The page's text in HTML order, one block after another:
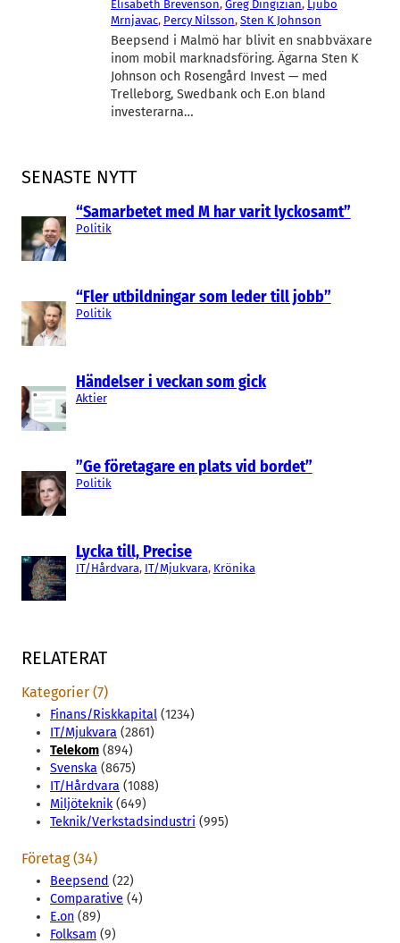
SENASTE NYTT
“Samarbetet med M har varit lyckosamt”
Politik
“Fler utbildningar som leder till jobb”
Politik
Händelser i veckan som gick
Aktier
”Ge företagare en plats vid bordet”
Politik
Lycka till, Precise
IT/Hårdvara, IT/Mjukvara, Krönika
Elisabeth Brevenson, Greg Dingizian,
Ljubo
Mrnjavac, Percy Nilsson, Sten K Johnson
Beepsend i Malmö har blivit en snabbväxare
inom mobil marknadsföring. Ägarna Sten K
Johnson och Rosengård Invest — med
Trelleborg, Swedbank och E.on bland
investerarna…
RELATERAT
Kategorier (7)
Finans/Riskkapital (1234)
IT/Mjukvara (2861)
Telekom (894)
Svenska (8675)
IT/Hårdvara (1088)
Miljöteknik(649)
Teknik/Verkstadsindustri (995)
Företag (34)
Beepsend (22)
Comparative (4)
E.on (89)
Folksam (9)